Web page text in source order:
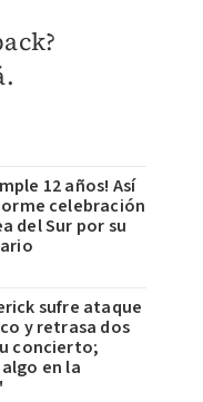
12 años! Así
celebración
del Sur por su
sufre ataque
y retrasa dos
concierto;
en la